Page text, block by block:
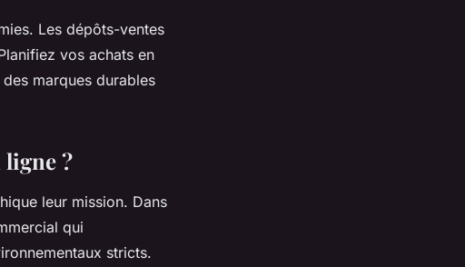
Les dépôts-ventes
vos achats en
des marques durables
ligne ?
leur mission. Dans
qui
stricts.